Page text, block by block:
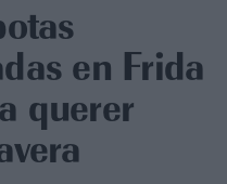
en Frida
querer